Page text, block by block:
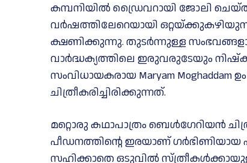
കമ്പനിയിൽ ഡ്രൈവറായി ജോലി
വർഷത്തിലേറെയായി
ക്ഷണിക്കുന്നു. തുടർന്നുള്ള
വാർദ്ധക്യത്തിലെ ഇരുവരുടേയും
സംവിധായകരായ Maryam Moghaddam
ചിത്രീകരിച്ചിരിക്കുന്നത്.
മറ്റൊരു കഥാപാത്രം ബെൾഗേറിയൻ
പീഡനത്തിൻ്റെ ഇരയാണ്
സഹിക്കാതെ ഒടുവിൽ